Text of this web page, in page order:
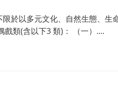
於以多元文化、自然生態、生
類(含以下3 類)： （一）....